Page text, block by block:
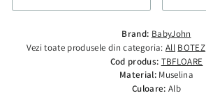
Brand: BabyJohn
Vezi toate produsele din categoria: All BOTEZ
Cod produs: TBFLOARE
Material: Muselina
Culoare:Alb